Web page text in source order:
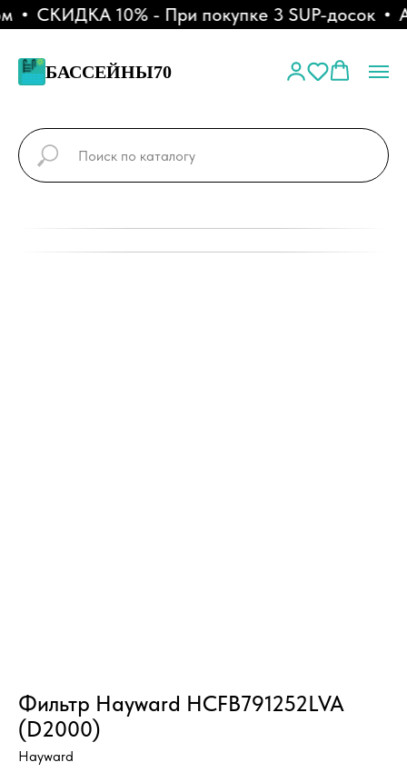
СКИДКА 10% - При покупке 3 SUP-досок
БАССЕЙНЫ70
Фильтр Hayward HCFB791252LVA
(D2000)
Hayward